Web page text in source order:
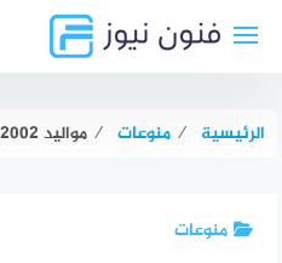
الرئيسية ⁄ منوعات ⁄ مواليد 2002 كم عمرهم؟ وما هي الطريقة الصحيحة لاحتساب عمر المواليد؟
منوعات